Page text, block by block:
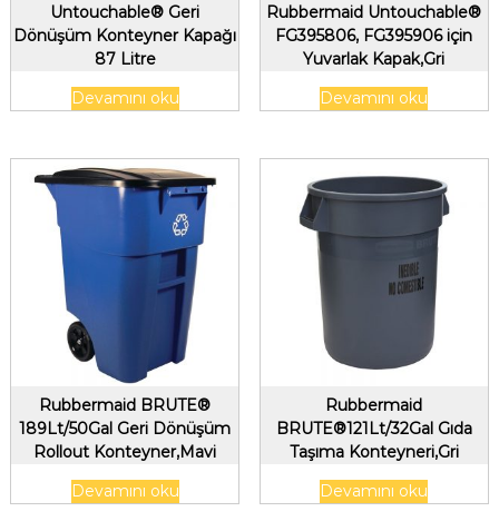
Untouchable® Geri
Dönüşüm Konteyner Kapağı
87 Litre
Devamını oku
Rubbermaid Untouchable®
FG395806, FG395906 için
Yuvarlak Kapak,Gri
Devamını oku
Rubbermaid BRUTE®
189Lt/50Gal Geri Dönüşüm
Rollout Konteyner,Mavi
Devamını oku
Rubbermaid
BRUTE®121Lt/32Gal Gıda
Taşıma Konteyneri,Gri
Devamını oku